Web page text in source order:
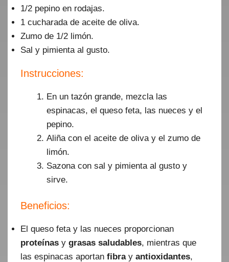
1/2 pepino en rodajas.
1 cucharada de aceite de oliva.
Zumo de 1/2 limón.
Sal y pimienta al gusto.
Instrucciones:
En un tazón grande, mezcla las
espinacas, el queso feta, las nueces y el
pepino.
Aliña con el aceite de oliva y el zumo de
limón.
Sazona con sal y pimienta al gusto y
sirve.
Beneficios:
El queso feta y las nueces proporcionan
proteínas y grasas saludables, mientras que
las espinacas aportan fibray antioxidantes,